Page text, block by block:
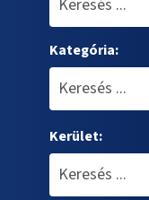
Kategória:
Kerület: